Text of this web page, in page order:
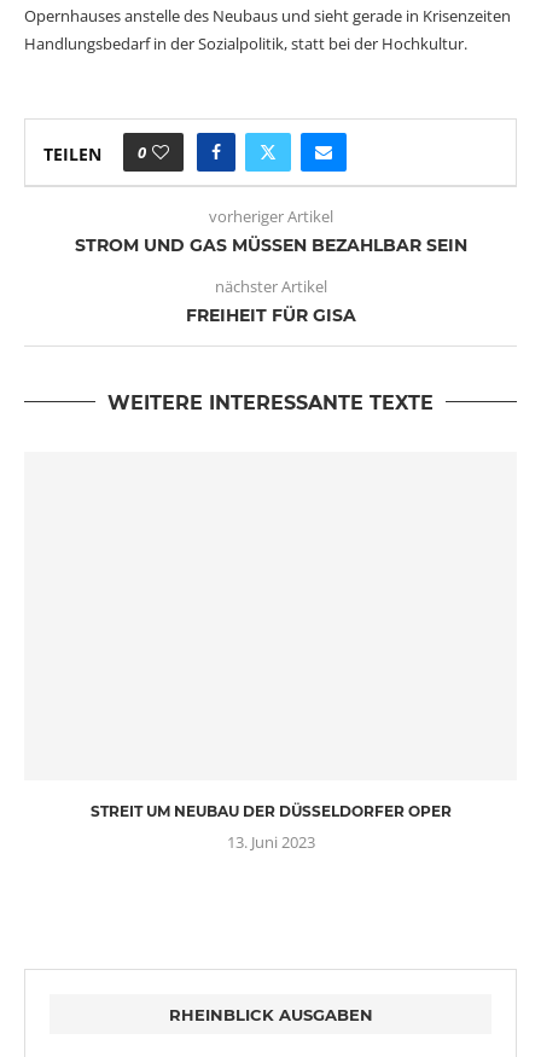
Opernhauses anstelle des Neubaus und sieht gerade in Krisenzeiten
Handlungsbedarf in der Sozialpolitik, statt bei der Hochkultur.
TEILEN 0
vorheriger Artikel
STROM UND GAS MÜSSEN BEZAHLBAR SEIN
nächster Artikel
FREIHEIT FÜR GISA
WEITERE INTERESSANTE TEXTE
STREIT UM NEUBAU DER DÜSSELDORFER OPER
13. Juni 2023
RHEINBLICK AUSGABEN